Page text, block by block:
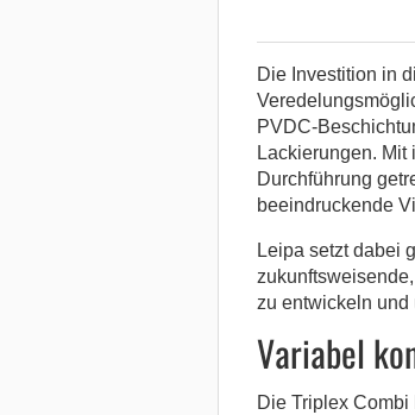
Die Investition in
PVDC-
Lackierungen.
Durchführung
beeindruckende
Leipa setzt dabei
zu entwickeln und
Variabel
Die Triplex